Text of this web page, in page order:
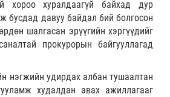
хороо хуралдаагүй байхад дур
бусдад давуу байдал бий болгосон
шалгасан эрүүгийн хэргүүдийг
прокурорын байгууллагад
нэгжийн удирдах албан тушаалтан
худалдан авах ажиллагааг